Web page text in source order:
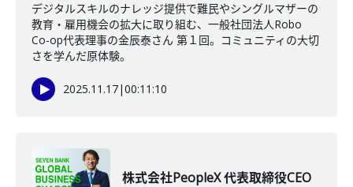
デジタルスキルのナレッジ提供で難民やシングルマザーの
教育・雇用機会の拡大に取り組む、一般社団法人Robo
Co-op代表理事の金辰泰さん 第１回。コミュニティの大切
さを学んだ原体験。
2025.11.17|00:11:10
株式会社PeopleX 代表取締役CEO